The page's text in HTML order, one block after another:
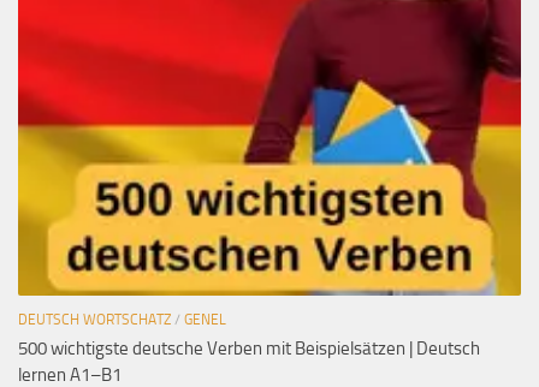
DEUTSCH WORTSCHATZ / GENEL
500 wichtigste deutsche Verben mit Beispielsätzen | Deutsch
lernen A1–B1